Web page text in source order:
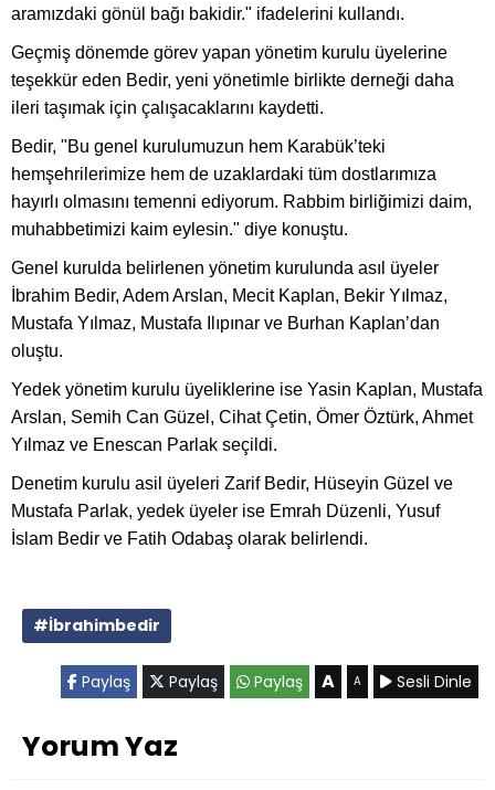
aramızdaki gönül bağı bakidir." ifadelerini kullandı.
Geçmiş dönemde görev yapan yönetim kurulu üyelerine
teşekkür eden Bedir, yeni yönetimle birlikte derneği daha
ileri taşımak için çalışacaklarını kaydetti.
Bedir, "Bu genel kurulumuzun hem Karabük’teki
hemşehrilerimize hem de uzaklardaki tüm dostlarımıza
hayırlı olmasını temenni ediyorum. Rabbim birliğimizi daim,
muhabbetimizi kaim eylesin." diye konuştu.
Genel kurulda belirlenen yönetim kurulunda asıl üyeler
İbrahim Bedir, Adem Arslan, Mecit Kaplan, Bekir Yılmaz,
Mustafa Yılmaz, Mustafa Ilıpınar ve Burhan Kaplan’dan
oluştu.
Yedek yönetim kurulu üyeliklerine ise Yasin Kaplan, Mustafa
Arslan, Semih Can Güzel, Cihat Çetin, Ömer Öztürk, Ahmet
Yılmaz ve Enescan Parlak seçildi.
Denetim kurulu asil üyeleri Zarif Bedir, Hüseyin Güzel ve
Mustafa Parlak, yedek üyeler ise Emrah Düzenli, Yusuf
İslam Bedir ve Fatih Odabaş olarak belirlendi.
#İbrahimbedir
Paylaş Paylaş Paylaş A A Sesli Dinle
Yorum Yaz